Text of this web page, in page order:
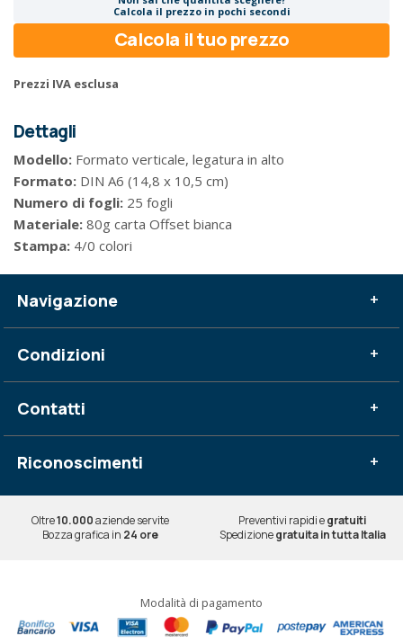
Calcola il prezzo in pochi secondi
Calcola il tuo prezzo
Prezzi IVA esclusa
Dettagli
Modello: Formato verticale, legatura in alto
Formato: DIN A6 (14,8 x 10,5 cm)
Numero di fogli: 25 fogli
Materiale: 80g carta Offset bianca
Stampa: 4/0 colori
Navigazione +
Condizioni +
Contatti +
Riconoscimenti +
Oltre10.000aziende servite Preventivi rapidi egratuiti
Bozza grafica in 24 ore Spedizionegratuita in tutta Italia
Modalità di pagamento